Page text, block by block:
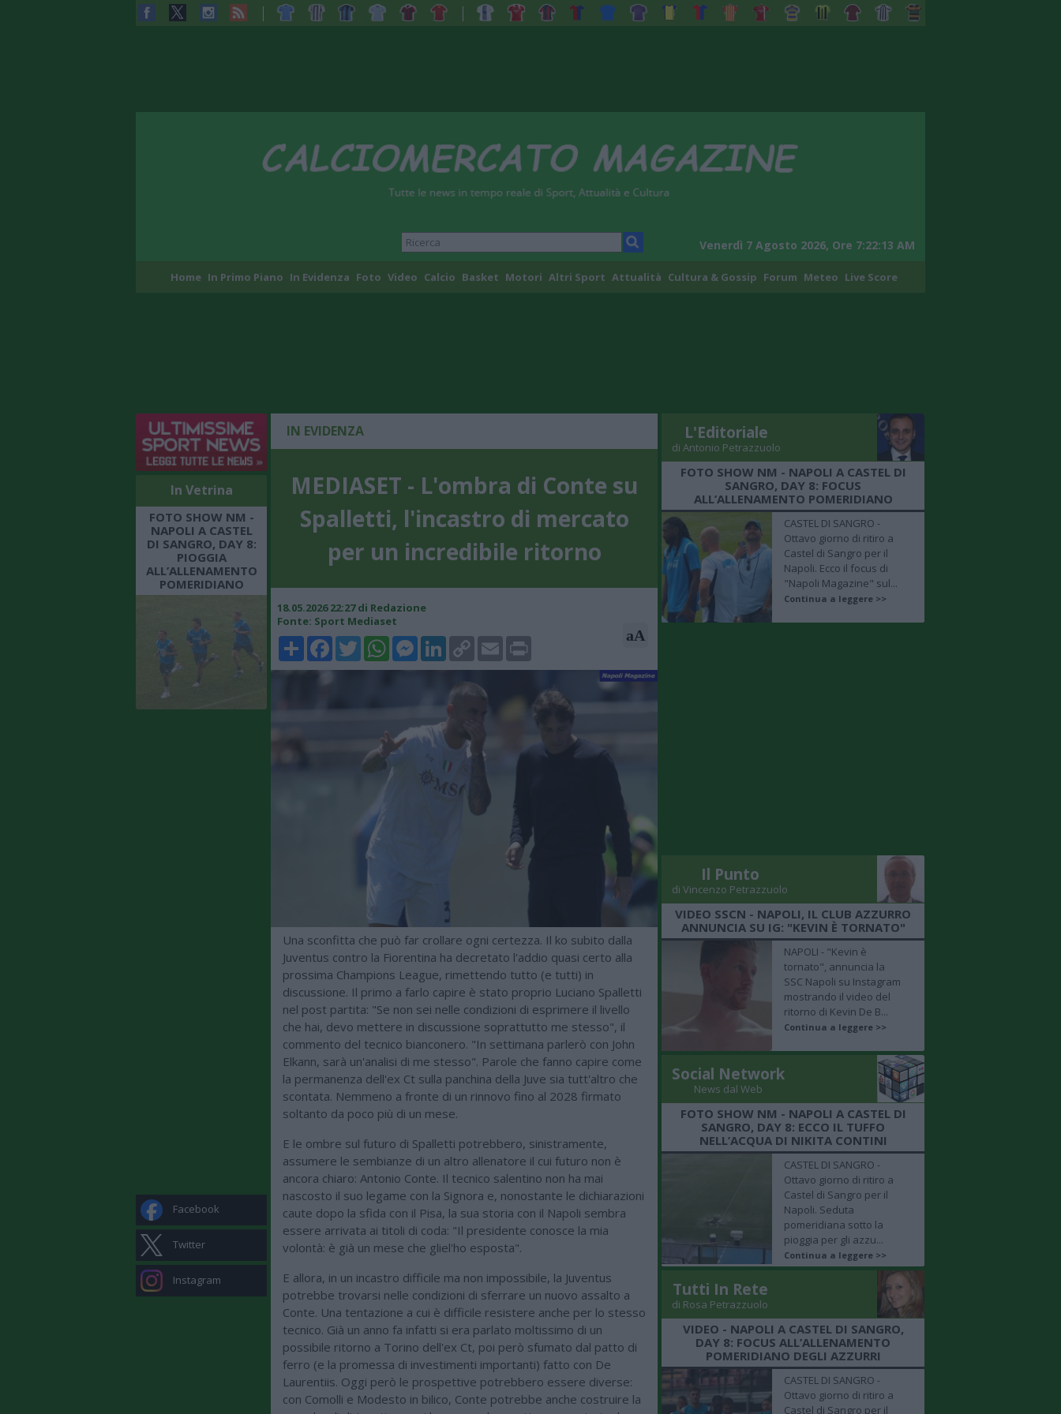
Venerdì 7 Agosto 2026, Ore 7:22:14 AM
Home In Primo Piano In Evidenza Foto Video Calcio Basket Motori Altri Sport Attualità Cultura & Gossip Forum Meteo Live Score
In Vetrina
FOTO SHOW NM -
NAPOLI A CASTEL
DI SANGRO, DAY 8:
PIOGGIA
ALL’ALLENAMENTO
POMERIDIANO
Facebook
Twitter
Instagram
IN EVIDENZA
MEDIASET - L'ombra di Conte su
Spalletti, l'incastro di mercato
per un incredibile ritorno
18.05.2026 22:27 di Redazione
Fonte: Sport Mediaset
ShareFacebookTwitterWhatsAppMessenger
LinkedIn
Copy
Link
Email Print aA
Una sconfitta che può far crollare ogni certezza. Il ko subito dalla
Juventus contro la Fiorentina ha decretato l'addio quasi certo alla
prossima Champions League, rimettendo tutto (e tutti) in
discussione. Il primo a farlo capire è stato proprio Luciano Spalletti
nel post partita: "Se non sei nelle condizioni di esprimere il livello
che hai, devo mettere in discussione soprattutto me stesso", il
commento del tecnico bianconero. "In settimana parlerò con John
Elkann, sarà un'analisi di me stesso". Parole che fanno capire come
la permanenza dell'ex Ct sulla panchina della Juve sia tutt'altro che
scontata. Nemmeno a fronte di un rinnovo fino al 2028 firmato
soltanto da poco più di un mese.
E le ombre sul futuro di Spalletti potrebbero, sinistramente,
assumere le sembianze di un altro allenatore il cui futuro non è
ancora chiaro: Antonio Conte. Il tecnico salentino non ha mai
nascosto il suo legame con la Signora e, nonostante le dichiarazioni
caute dopo la sfida con il Pisa, la sua storia con il Napoli sembra
essere arrivata ai titoli di coda: "Il presidente conosce la mia
volontà: è già un mese che gliel'ho esposta".
E allora, in un incastro difficile ma non impossibile, la Juventus
potrebbe trovarsi nelle condizioni di sferrare un nuovo assalto a
Conte. Una tentazione a cui è difficile resistere anche per lo stesso
tecnico. Già un anno fa infatti si era parlato moltissimo di un
possibile ritorno a Torino dell'ex Ct, poi però sfumato dal patto di
ferro (e la promessa di investimenti importanti) fatto con De
Laurentiis. Oggi però le prospettive potrebbero essere diverse:
con Comolli e Modesto in bilico, Conte potrebbe anche costruire la
L'Editoriale
di Antonio Petrazzuolo
FOTO SHOW NM - NAPOLI A CASTEL DI
SANGRO, DAY 8: FOCUS
ALL’ALLENAMENTO POMERIDIANO
CASTEL DI SANGRO -
Ottavo giorno di ritiro a
Castel di Sangro per il
Napoli. Ecco il focus di
"Napoli Magazine" sul...
Continua a leggere >>
Il Punto
di Vincenzo Petrazzuolo
VIDEO SSCN - NAPOLI, IL CLUB AZZURRO
ANNUNCIA SU IG: "KEVIN È TORNATO"
NAPOLI - "Kevin è
tornato", annuncia la
SSC Napoli su Instagram
mostrando il video del
ritorno di Kevin De B...
Continua a leggere >>
Social Network
News dal Web
FOTO SHOW NM - NAPOLI A CASTEL DI
SANGRO, DAY 8: ECCO IL TUFFO
NELL’ACQUA DI NIKITA CONTINI
CASTEL DI SANGRO -
Ottavo giorno di ritiro a
Castel di Sangro per il
Napoli. Seduta
pomeridiana sotto la
pioggia per gli azzu...
Continua a leggere >>
Tutti In Rete
di Rosa Petrazzuolo
VIDEO - NAPOLI A CASTEL DI SANGRO,
DAY 8: FOCUS ALL’ALLENAMENTO
POMERIDIANO DEGLI AZZURRI
CASTEL DI SANGRO -
Ottavo giorno di ritiro a
Castel di Sangro per il